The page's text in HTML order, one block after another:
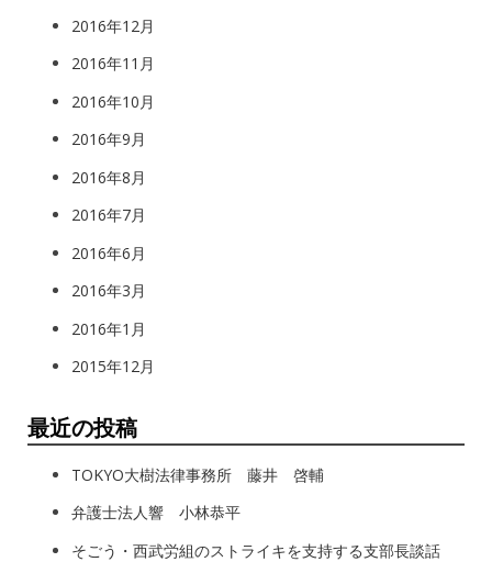
2016年12月
2016年11月
2016年10月
2016年9月
2016年8月
2016年7月
2016年6月
2016年3月
2016年1月
2015年12月
最近の投稿
TOKYO大樹法律事務所 藤井 啓輔
弁護士法人響 小林恭平
そごう・西武労組のストライキを支持する支部長談話